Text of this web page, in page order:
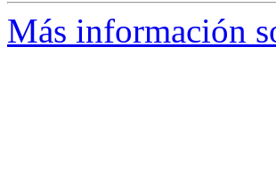
Más información